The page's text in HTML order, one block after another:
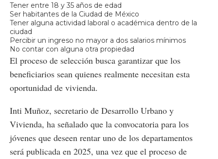
Tener entre 18 y 35 años de edad
Ser habitantes de la Ciudad de México
Tener alguna actividad laboral o académica dentro de la
ciudad
Percibir un ingreso no mayor a dos salarios mínimos
No contar con alguna otra propiedad
El proceso de selección busca garantizar que los
beneficiarios sean quienes realmente necesitan esta
oportunidad de vivienda.
Inti Muñoz, secretario de Desarrollo Urbano y
Vivienda, ha señalado que la convocatoria para los
jóvenes que deseen rentar uno de los departamentos
será publicada en 2025, una vez que el proceso de